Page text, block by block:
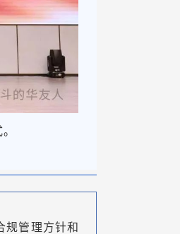
规管理方针和